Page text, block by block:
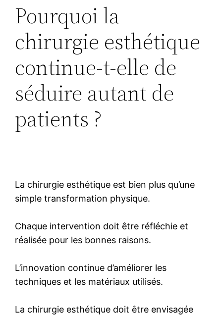
Pourquoi la
chirurgie esthétique
continue-t-elle de
séduire autant de
patients ?
La chirurgie esthétique est bien plus qu’une
simple transformation physique.
Chaque intervention doit être réfléchie et
réalisée pour les bonnes raisons.
L’innovation continue d’améliorer les
techniques et les matériaux utilisés.
La chirurgie esthétique doit être envisagée